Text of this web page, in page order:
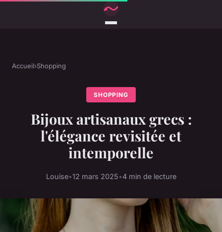
Accueil›Shopping
SHOPPING
Bijoux artisanaux grecs :
l'élégance revisitée et
intemporelle
Louise•12 mars 2025•4 min de lecture